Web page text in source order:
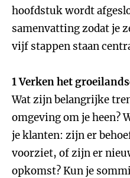
hoofdstuk wordt
samenvatting zodat je
vijf stappen staan
1 Verken het
Wat zijn belangrijke
omgeving om je heen?
je klanten: zijn er
voorziet, of zijn er
opkomst? Kun je